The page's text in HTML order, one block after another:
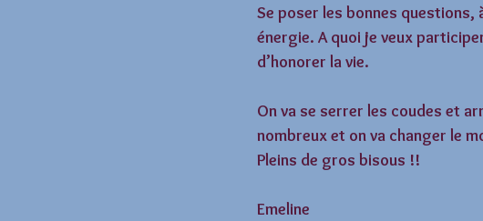
Se poser les bonnes
énergie. A quoi je veux
d’honorer la vie.
On va se serrer les coudes et
nombreux et on va changer le
Pleins de gros bisous !!
Emeline